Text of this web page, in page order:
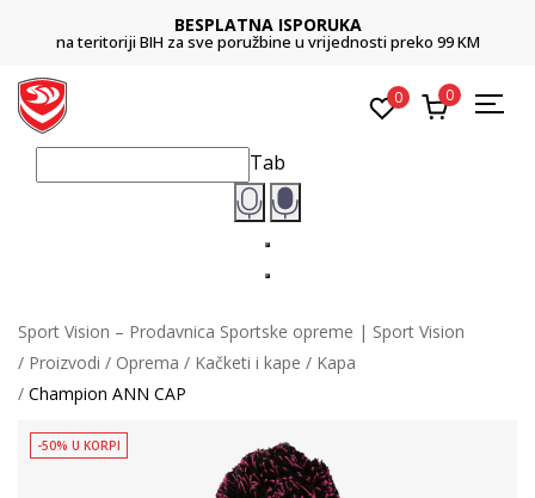
BESPLATNA ISPORUKA
na teritoriji BIH za sve poružbine u vrijednosti preko 99 KM
0 0
Tab
Sport Vision – Prodavnica Sportske opreme | Sport Vision
Proizvodi
Oprema Kačketi i kape
Kapa
Champion ANN CAP
-50% U KORPI